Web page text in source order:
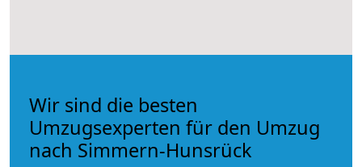
Wir sind die besten
Umzugsexperten für den Umzug
nach Simmern-Hunsrück